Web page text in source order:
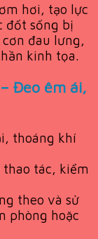
hơi, tạo lực
đốt sống bị
đau lưng,
kinh tọa.
Đeo êm ái,
thoáng khí
tác, kiểm
theo và sử
phòng hoặc